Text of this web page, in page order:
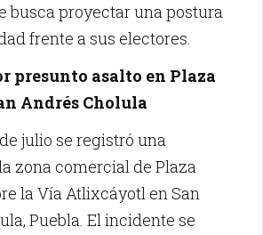
busca proyectar una postura
frente a sus electores.
presunto asalto en Plaza
Andrés Cholula
julio se registró una
zona comercial de Plaza
la Vía Atlixcáyotl en San
Puebla. El incidente se